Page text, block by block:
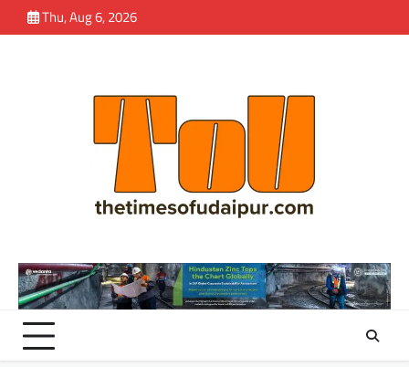
to
Thu, Aug 6, 2026